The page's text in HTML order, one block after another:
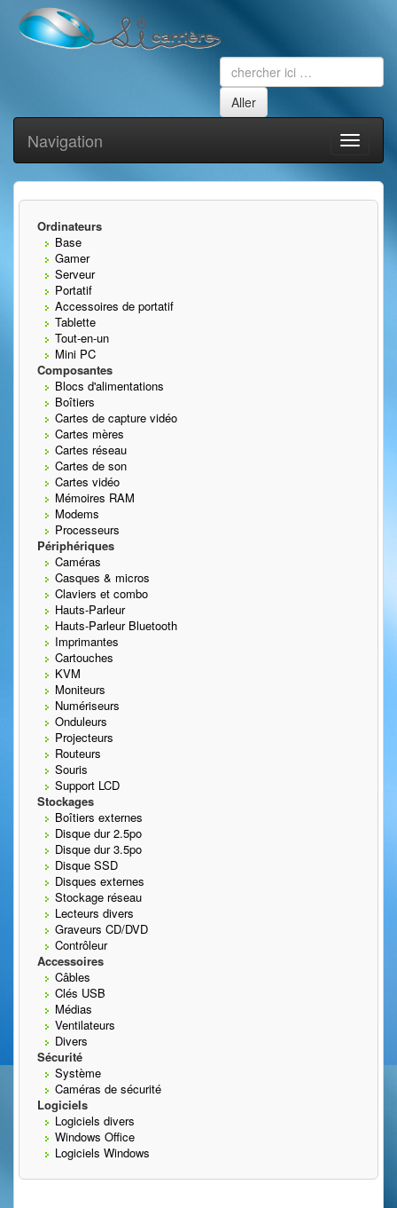
Toggle
Navigation
Ordinateurs
Base
Gamer
Serveur
Portatif
Accessoires de portatif
Tablette
Tout-en-un
Mini PC
Composantes
Blocs d'alimentations
Boîtiers
Cartes de capture vidéo
Cartes mères
Cartes réseau
Cartes de son
Cartes vidéo
Mémoires RAM
Modems
Processeurs
Périphériques
Caméras
Casques & micros
Claviers et combo
Hauts-Parleur
Hauts-Parleur Bluetooth
Imprimantes
Cartouches
KVM
Moniteurs
Numériseurs
Onduleurs
Projecteurs
Routeurs
Souris
Support LCD
Stockages
Boîtiers externes
Disque dur 2.5po
Disque dur 3.5po
Disque SSD
Disques externes
Stockage réseau
Lecteurs divers
Graveurs CD/DVD
Contrôleur
Accessoires
Câbles
Clés USB
Médias
Ventilateurs
Divers
Sécurité
Système
Caméras de sécurité
Logiciels
Logiciels divers
Windows Office
Logiciels Windows